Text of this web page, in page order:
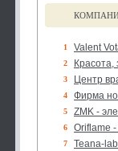
1 Valent
2 Красота,
3 Центр
4 Фирма
5 ZMK -
6 Oriflame
7 Teana-